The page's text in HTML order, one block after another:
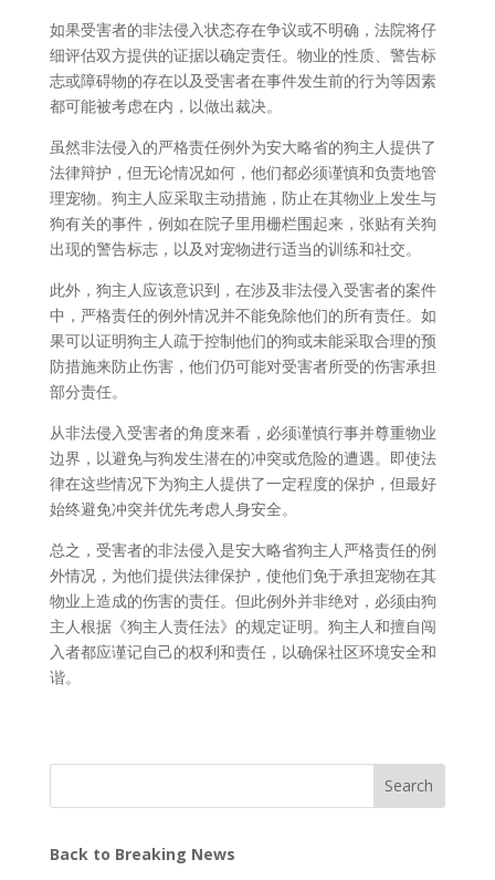
如果受害者的非法侵入状态存在争议或不明确，法院将仔
细评估双方提供的证据以确定责任。物业的性质、警告标
志或障碍物的存在以及受害者在事件发生前的行为等因素
都可能被考虑在内，以做出裁决。
虽然非法侵入的严格责任例外为安大略省的狗主人提供了
法律辩护，但无论情况如何，他们都必须谨慎和负责地管
理宠物。狗主人应采取主动措施，防止在其物业上发生与
狗有关的事件，例如在院子里用栅栏围起来，张贴有关狗
出现的警告标志，以及对宠物进行适当的训练和社交。
此外，狗主人应该意识到，在涉及非法侵入受害者的案件
中，严格责任的例外情况并不能免除他们的所有责任。如
果可以证明狗主人疏于控制他们的狗或未能采取合理的预
防措施来防止伤害，他们仍可能对受害者所受的伤害承担
部分责任。
从非法侵入受害者的角度来看，必须谨慎行事并尊重物业
边界，以避免与狗发生潜在的冲突或危险的遭遇。即使法
律在这些情况下为狗主人提供了一定程度的保护，但最好
始终避免冲突并优先考虑人身安全。
总之，受害者的非法侵入是安大略省狗主人严格责任的例
外情况，为他们提供法律保护，使他们免于承担宠物在其
物业上造成的伤害的责任。但此例外并非绝对，必须由狗
主人根据《狗主人责任法》的规定证明。狗主人和擅自闯
入者都应谨记自己的权利和责任，以确保社区环境安全和
谐。
Search
Back to Breaking News